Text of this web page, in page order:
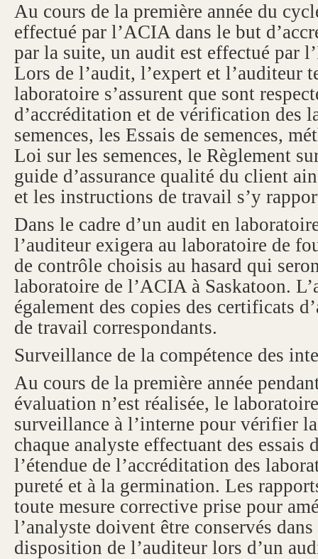
Au cours de la première année du
effectué par l’ACIA dans le but
par la suite, un audit est effectué par
Lors de l’audit, l’expert et l’auditeur
laboratoire s’assurent que sont
d’accréditation et de vérification des
semences, les Essais de semences,
Loi sur les semences, le Règlement
guide d’assurance qualité du client
et les instructions de travail s’y
Dans le cadre d’un audit en
l’auditeur exigera au laboratoire de
de contrôle choisis au hasard qui
laboratoire de l’ACIA à Saskatoon.
également des copies des certificats
de travail correspondants.
Surveillance de la compétence des
Au cours de la première année
évaluation n’est réalisée, le
surveillance à l’interne pour vérifier
chaque analyste effectuant des essais
l’étendue de l’accréditation des
pureté et à la germination. Les
toute mesure corrective prise pour
l’analyste doivent être conservés
disposition de l’auditeur lors d’un